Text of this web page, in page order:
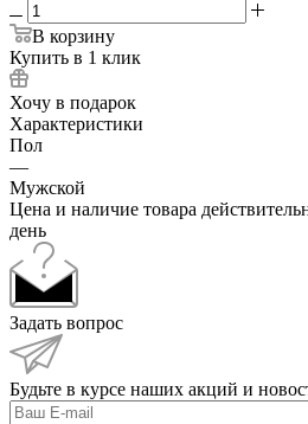
В корзину
Купить в 1 клик
Хочу в подарок
Характеристики
Пол
—
Мужской
Цена и наличие товара
день
Задать вопрос
Будьте в курсе наших акций и